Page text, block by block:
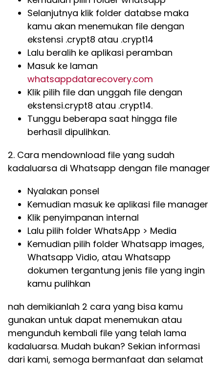
Selanjutnya klik folder databse maka
kamu akan menemukan file dengan
ekstensi .crypt8 atau .crypt14
Lalu beralih ke aplikasi peramban
Masuk ke laman
whatsappdatarecovery.com
Klik pilih file dan unggah file dengan
ekstensi.crypt8 atau .crypt14.
Tunggu beberapa saat hingga file
berhasil dipulihkan.
2. Cara mendownload file yang sudah
kadaluarsa di Whatsapp dengan file manager
Nyalakan ponsel
Kemudian masuk ke aplikasi file manager
Klik penyimpanan internal
Lalu pilih folder WhatsApp > Media
Kemudian pilih folder Whatsapp images,
Whatsapp Vidio, atau Whatsapp
dokumen tergantung jenis file yang ingin
kamu pulihkan
nah demikianlah 2 cara yang bisa kamu
gunakan untuk dapat menemukan atau
mengunduh kembali file yang telah lama
kadaluarsa. Mudah bukan? Sekian informasi
dari kami, semoga bermanfaat dan selamat